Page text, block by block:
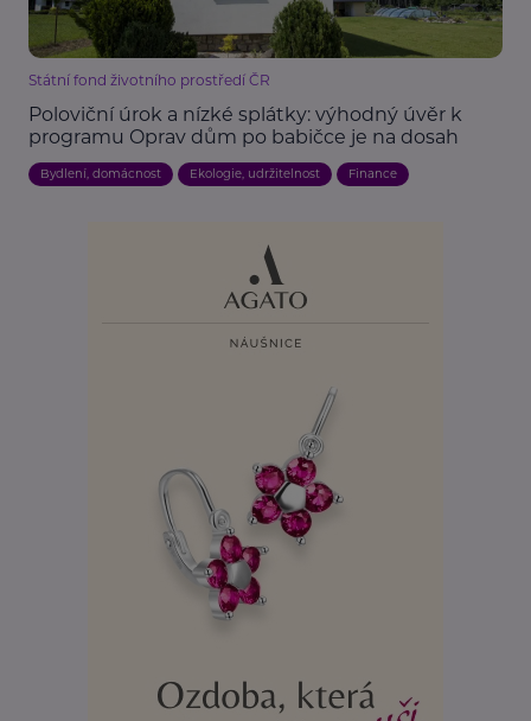
Státní fond životního prostředí ČR
Poloviční úrok a nízké splátky: výhodný úvěr k
programu Oprav dům po babičce je na dosah
Bydlení, domácnost Ekologie, udržitelnost Finance